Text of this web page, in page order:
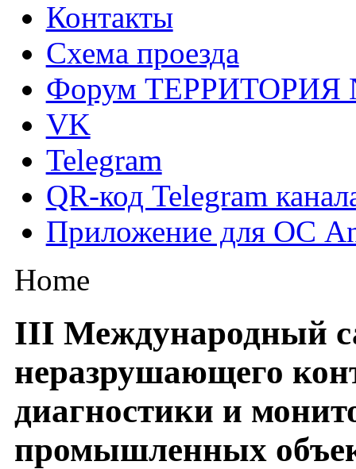
Контакты
Схема проезда
Форум ТЕРРИТОРИЯ
VK
Telegram
QR-код Telegram
Приложение для ОС
Home
III Международный
неразрушающего
диагностики и
промышленных